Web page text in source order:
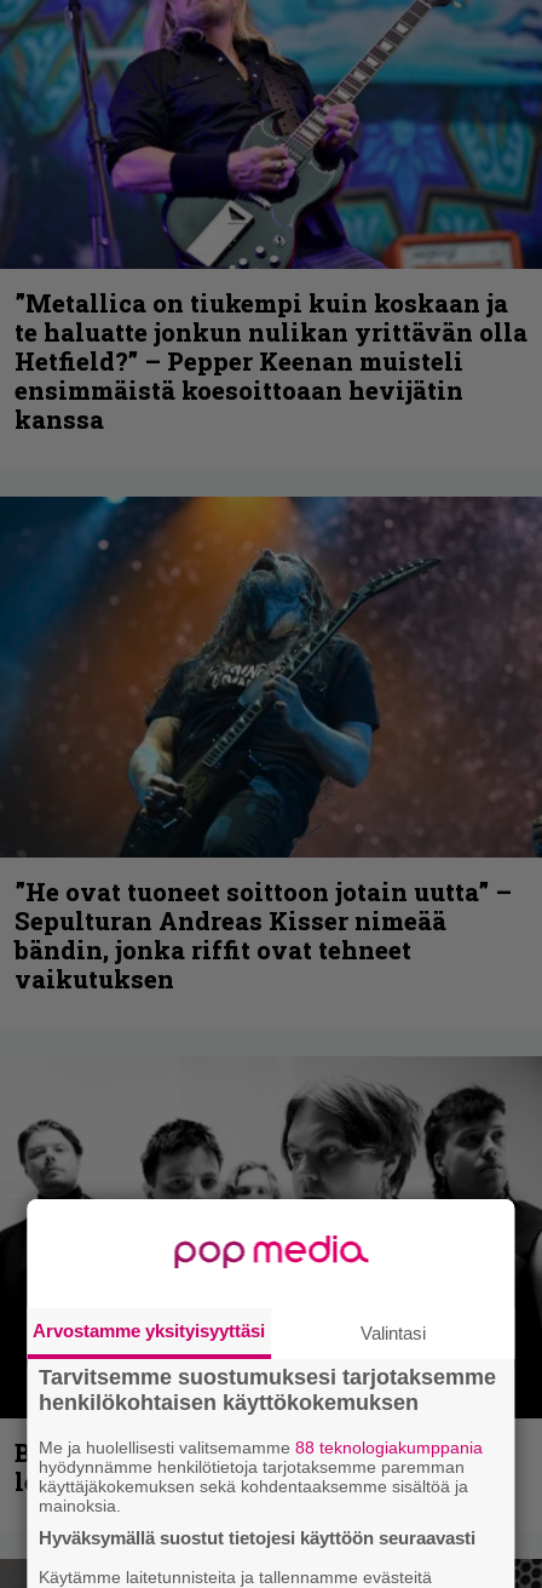
”Metallica on tiukempi kuin koskaan ja
te haluatte jonkun nulikan yrittävän olla
Hetfield?” – Pepper Keenan muisteli
ensimmäistä koesoittoaan hevijätin
kanssa
”He ovat tuoneet soittoon jotain uutta” –
Sepulturan Andreas Kisser nimeää
bändin, jonka riffit ovat tehneet
vaikutuksen
Blind Channel aktivoituu jälleen uuden
levyn ja jäähallikeikan merkeissä
Arvostamme yksityisyyttäsi Valintasi
Tarvitsemme suostumuksesi tarjotaksemme
henkilökohtaisen käyttökokemuksen
Me ja huolellisesti valitsemamme88 teknologiakumppania
hyödynnämme henkilötietoja tarjotaksemme paremman
käyttäjäkokemuksen sekä kohdentaaksemme sisältöä ja
mainoksia.
Hyväksymällä suostut tietojesi käyttöön seuraavasti
Käytämme laitetunnisteita ja tallennamme evästeitä